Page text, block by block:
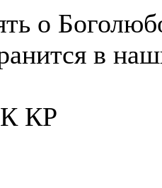
о
в
КР